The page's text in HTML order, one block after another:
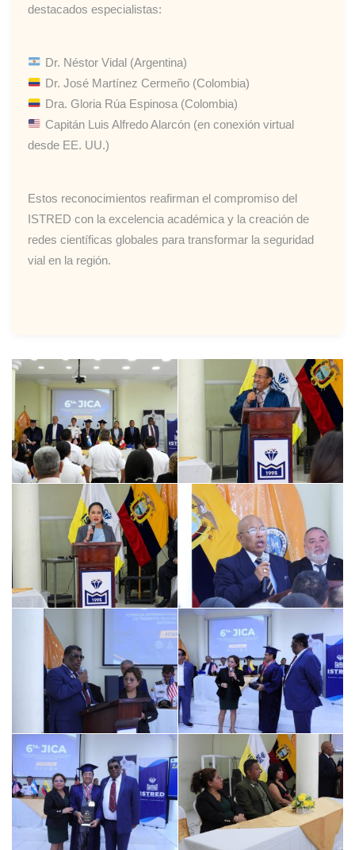
destacados especialistas:
Dr. Néstor Vidal (Argentina)
Dr. José Martínez Cermeño (Colombia)
Dra. Gloria Rúa Espinosa (Colombia)
Capitán Luis Alfredo Alarcón (en conexión virtual
desde EE. UU.)
Estos reconocimientos reafirman el compromiso del
ISTRED con la excelencia académica y la creación de
redes científicas globales para transformar la seguridad
vial en la región.